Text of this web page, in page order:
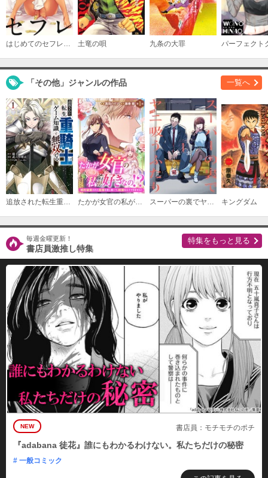
（７）
必要ポイント： 690
購入する
（８）
必要ポイント：690
購入する
（９）
必要ポイント：690
購入する
購入する
（１１）
必要ポイント：690
購入する
（１２）
必要ポイント：690
購入する
必要ポイント：690
購入する
はじめてのセフレ【単話】 土竜の唄 九条の大罪
「その他」ジャンルの作品 一覧へ
追放された転生重騎士はゲーム知識で無双する たかが女官の私が好きなの！？ 婚約破棄された姫様を差し置いて、結婚なんてできません！ スーパーの裏でヤニ吸うふたり キングダム
毎週金曜更新！
書店員激推し特集
特集をもっと見る
NEW 書店員：モチモチのポチ
『adabana 徒花』誰にもわかるわけない。私たちだけの秘密
# 一般コミック